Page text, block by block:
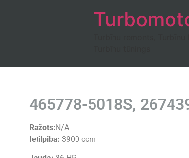
465778-5018S,
Ražots:N/A
Ietilpiba: 3900 ccm